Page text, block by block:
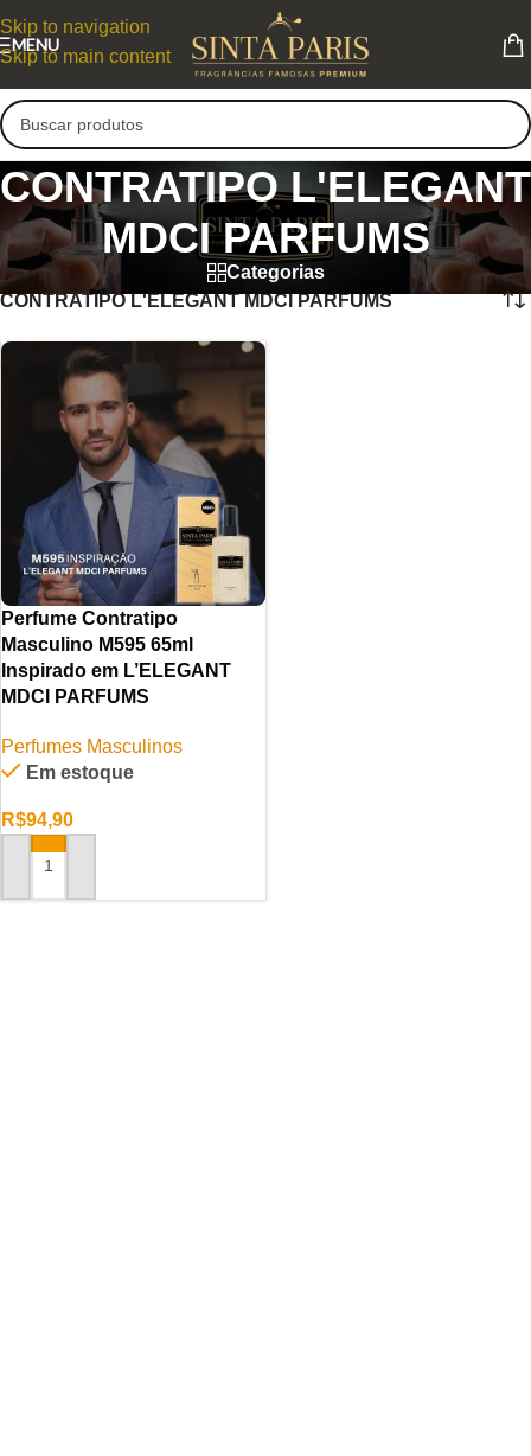
Skip to navigation
Skip to main content
MENU
CONTRATIPO L'ELEGANT
MDCI PARFUMS
Categorias
CONTRATIPO L'ELEGANT MDCI PARFUMS
Perfume Contratipo
Masculino M595 65ml
Inspirado em L’ELEGANT
MDCI PARFUMS
Perfumes Masculinos
Em estoque
R$94,90
ADICIONAR AO CARRINHO